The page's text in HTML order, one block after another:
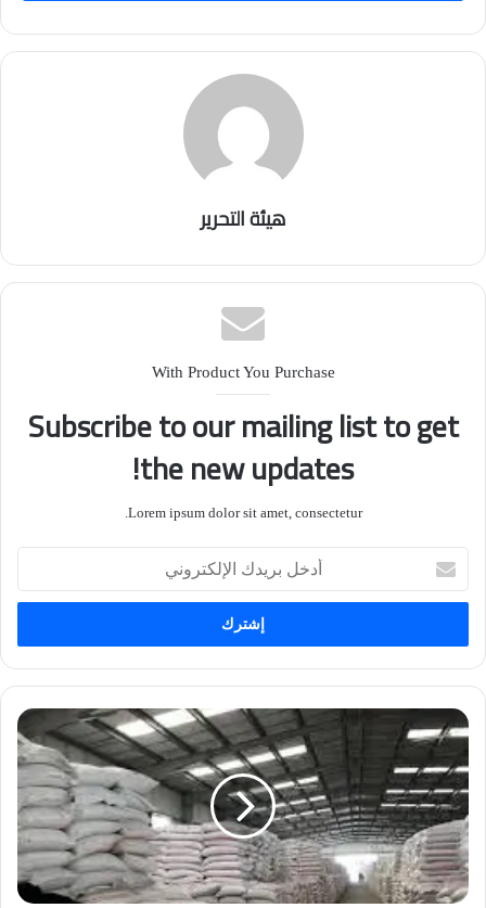
غائماً في المنطقة الشمالية مع تساقط أمطار خفيفة إلى
متوسطة ثم تشتد ليلاً وحدوث عواصف رعدية، ودرجات
الحرارة مقاربة لليوم السابق في جميع مناطق البلاد”.
وبين أن “الحالة الجوية المتوقعة ليوم الأربعاء القادم،
سيكون الطقس صحواً إلى غائم جزئي، ودرجات الحرارة
ترتفع بضع درجات عن اليوم السابق في جميع مناطق
هيئة التحرير
With Product You Purchase
Subscribe to our mailing list to get
the new updates!
Lorem ipsum dolor sit amet, consectetur.
بريدك
الإلكتروني